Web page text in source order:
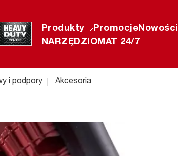
Produkty PromocjeNowości
NARZĘDZIOMAT 24/7
i podpory Akcesoria